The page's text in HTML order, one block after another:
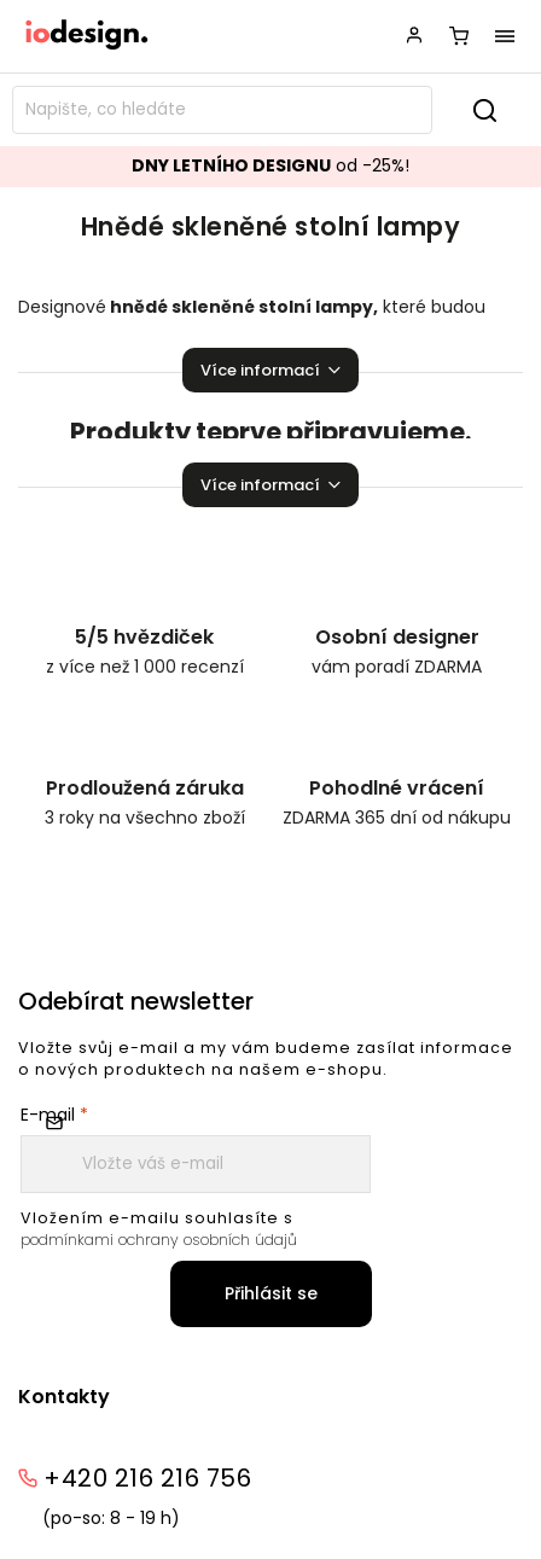
DNY LETNÍHO DESIGNU od -25%!
Hnědé skleněné stolní lampy
Designové hnědé skleněné stolní lampy, které budou
úroveň Vaší domácnosti.
Více informací
Produkty teprve připravujeme.
Můžete se ale podívat na ostatní kategorie.
Více informací
5/5 hvězdiček
z více než 1 000 recenzí
Osobní designer
vám poradí ZDARMA
Prodloužená záruka
3 roky na všechno zboží
Pohodlné vrácení
ZDARMA 365 dní od nákupu
Kontakty
+420 216 216 756
(po-so: 8 - 19 h)
Odebírat newsletter
Vložte svůj e-mail a my vám budeme zasílat informace
o nových produktech na našem e-shopu.
E-mail
Vložením e-mailu souhlasíte s
podmínkami ochrany osobních údajů
Přihlásit se